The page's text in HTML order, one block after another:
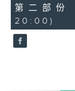
52
minutes,
21
seconds
第二部
20:00)